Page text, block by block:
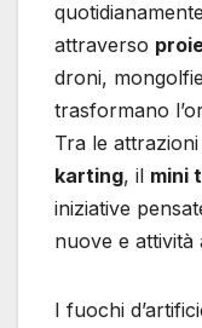
attraverso
droni,
trasformano
Tra le
karting, il mini
iniziative
nuove e attività
I fuochi